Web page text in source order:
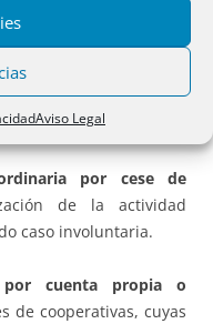
Aviso Legal
el RDLey 19/2020,
por cese de
de la actividad
caso involuntaria.
por cuenta propia o
de cooperativas, cuyas